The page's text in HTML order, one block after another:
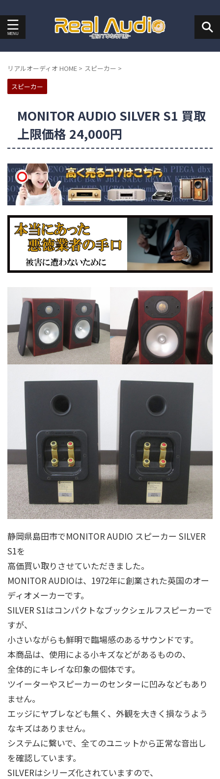
リアルオーディオ HOME > スピーカー >
スピーカー
MONITOR AUDIO SILVER S1 買取
上限価格 24,000円
静岡県島田市でMONITOR AUDIO スピーカー SILVER
S1を
高価買い取りさせていただきました。
MONITOR AUDIOは、1972年に創業された英国のオー
ディオメーカーです。
SILVER S1はコンパクトなブックシェルフスピーカーで
すが、
小さいながらも鮮明で臨場感のあるサウンドです。
本商品は、使用による小キズなどがあるものの、
全体的にキレイな印象の個体です。
ツイーターやスピーカーのセンターに凹みなどもあり
ません。
エッジにヤブレなども無く、外観を大きく損なうよう
なキズはありません。
システムに繋いで、全てのユニットから正常な音出し
を確認しています。
SILVERはシリーズ化されていますので、